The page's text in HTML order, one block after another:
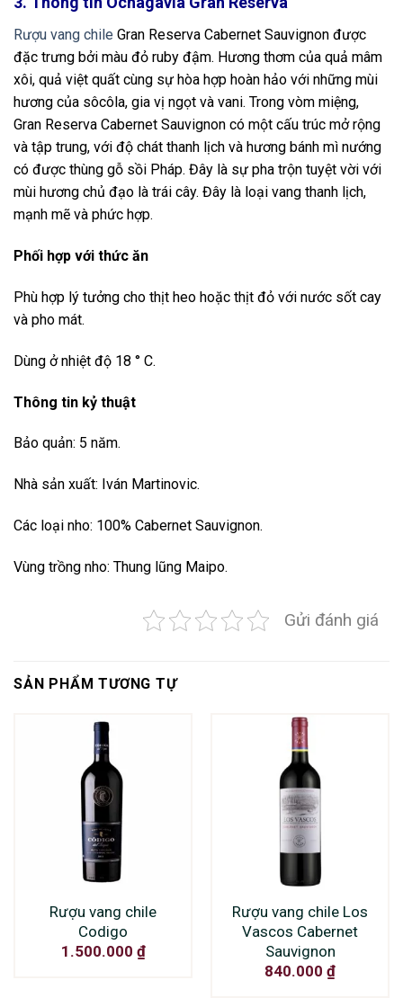
Rượu vang chile Gran Reserva Cabernet Sauvignon được
đặc trưng bởi màu đỏ ruby ​​đậm. Hương thơm của quả mâm
xôi, quả việt quất cùng sự hòa hợp hoàn hảo với những mùi
hương của sôcôla, gia vị ngọt và vani. Trong vòm miệng,
Gran Reserva Cabernet Sauvignon có một cấu trúc mở rộng
và tập trung, với độ chát thanh lịch và hương bánh mì nướng
có được thùng gỗ sồi Pháp. Đây là sự pha trộn tuyệt vời với
mùi hương chủ đạo là trái cây. Đây là loại vang thanh lịch,
mạnh mẽ và phức hợp.
Phối hợp với thức ăn
Phù hợp lý tưởng cho thịt heo hoặc thịt đỏ với nước sốt cay
và pho mát.
Dùng ở nhiệt độ 18 ° C.
Thông tin kỷ thuật
Bảo quản: 5 năm.
Nhà sản xuất: Iván Martinovic.
Các loại nho: 100% Cabernet Sauvignon.
Vùng trồng nho: Thung lũng Maipo.
Gửi đánh giá
SẢN PHẨM TƯƠNG TỰ
Rượu vang chile
Codigo
1.500.000 ₫
Rượu vang chile Los
Vascos Cabernet
Sauvignon
840.000 ₫